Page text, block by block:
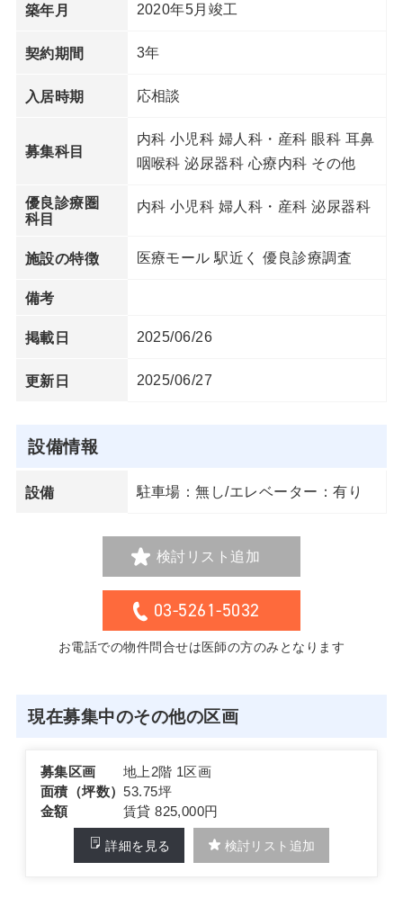
築年月 2020年5月竣工
契約期間 3年
入居時期 応相談
募集科目
内科 小児科 婦人科・産科 眼科 耳鼻
咽喉科 泌尿器科 心療内科 その他
優良診療圏
科目
内科 小児科 婦人科・産科 泌尿器科
施設の特徴 医療モール 駅近く 優良診療調査
備考
掲載日 2025/06/26
更新日 2025/06/27
設備情報
設備 駐車場：無し/エレベーター：有り
検討リスト追加
03-5261-5032
お電話での物件問合せは医師の方のみとなります
現在募集中のその他の区画
募集区画
地上2階 1区画
面積（坪数）53.75坪
金額
賃貸 825,000円
詳細を見る 検討リスト追加